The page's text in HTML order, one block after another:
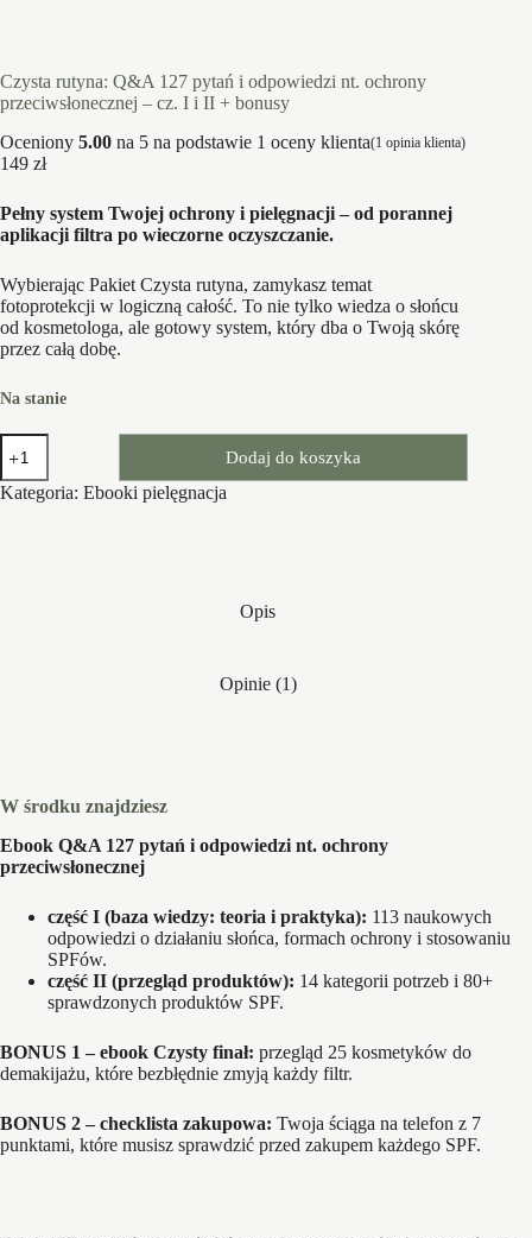
Czysta rutyna: Q&A 127 pytań i odpowiedzi nt. ochrony
przeciwsłonecznej – cz. I i II + bonusy
Oceniony 5.00 na 5 na podstawie 1 oceny klienta(1 opinia klienta)
149 zł
Pełny system Twojej ochrony i pielęgnacji – od porannej
aplikacji filtra po wieczorne oczyszczanie.
Wybierając Pakiet Czysta rutyna, zamykasz temat
fotoprotekcji w logiczną całość. To nie tylko wiedza o słońcu
od kosmetologa, ale gotowy system, który dba o Twoją skórę
przez całą dobę.
Na stanie
ilość
Czysta
rutyna:
Q&A
Dodaj do koszyka
Kategoria: Ebooki pielęgnacja
Opis
Opinie (1)
W środku znajdziesz
Ebook Q&A 127 pytań i odpowiedzi nt. ochrony
przeciwsłonecznej
część I (baza wiedzy: teoria i praktyka): 113 naukowych
odpowiedzi o działaniu słońca, formach ochrony i stosowaniu
SPFów.
część II (przegląd produktów): 14 kategorii potrzeb i 80+
sprawdzonych produktów SPF.
BONUS 1 – ebook Czysty finał: przegląd 25 kosmetyków do
demakijażu, które bezbłędnie zmyją każdy filtr.
BONUS 2 – checklista zakupowa: Twoja ściąga na telefon z 7
punktami, które musisz sprawdzić przed zakupem każdego SPF.